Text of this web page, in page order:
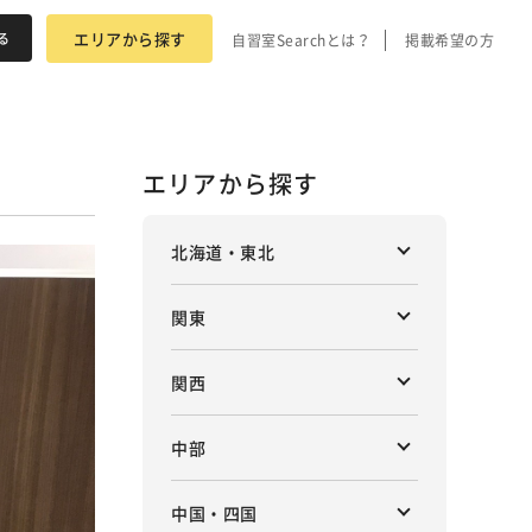
エリアから探す 自習室Searchとは？ 掲載希望の方
エリアから探す
北海道・東北
関東
関西
中部
中国・四国